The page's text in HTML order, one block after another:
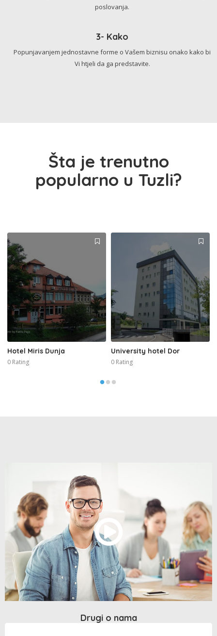
poslovanja.
3- Kako
Popunjavanjem jednostavne forme o Vašem biznisu onako kako bi
Vi htjeli da ga predstavite.
Šta je trenutno
popularno u Tuzli?
Hotel Miris Dunja
0 Rating
University hotel Dor
0 Rating
Drugi o nama